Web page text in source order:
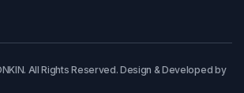
All Rights Reserved. Design & Developed by